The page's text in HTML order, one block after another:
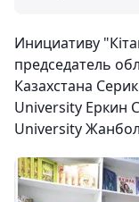
Инициативу
председатель
Казахстана
University Еркин
University